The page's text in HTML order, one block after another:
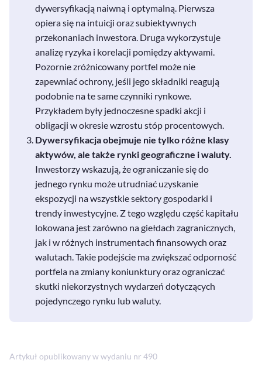
dywersyfikacją naiwną i optymalną. Pierwsza
opiera się na intuicji oraz subiektywnych
przekonaniach inwestora. Druga wykorzystuje
analizę ryzyka i korelacji pomiędzy aktywami.
Pozornie zróżnicowany portfel może nie
zapewniać ochrony, jeśli jego składniki reagują
podobnie na te same czynniki rynkowe.
Przykładem były jednoczesne spadki akcji i
obligacji w okresie wzrostu stóp procentowych.
Dywersyfikacja obejmuje nie tylko różne klasy
aktywów, ale także rynki geograficzne i waluty.
Inwestorzy wskazują, że ograniczanie się do
jednego rynku może utrudniać uzyskanie
ekspozycji na wszystkie sektory gospodarki i
trendy inwestycyjne. Z tego względu część kapitału
lokowana jest zarówno na giełdach zagranicznych,
jak i w różnych instrumentach finansowych oraz
walutach. Takie podejście ma zwiększać odporność
portfela na zmiany koniunktury oraz ograniczać
skutki niekorzystnych wydarzeń dotyczących
pojedynczego rynku lub waluty.
Artykuł opublikowany w wydaniu nr 490